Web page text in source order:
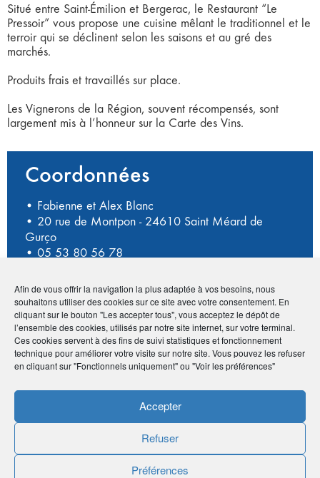
Afin de vous offrir la navigation la plus adaptée à vos besoins, nous
souhaitons utiliser des cookies sur ce site avec votre consentement. En
cliquant sur le bouton "Les accepter tous", vous acceptez le dépôt de
l’ensemble des cookies, utilisés par notre site internet, sur votre terminal.
Ces cookies servent à des fins de suivi statistiques et fonctionnement
technique pour améliorer votre visite sur notre site. Vous pouvez les refuser
en cliquant sur "Fonctionnels uniquement" ou "Voir les préférences"
Accepter
Refuser
Préférences
Situé entre Saint-Émilion et Bergerac, le Restaurant “Le
Pressoir” vous propose une cuisine mêlant le traditionnel et le
terroir qui se déclinent selon les saisons et au gré des
marchés.
Produits frais et travaillés sur place.
Les Vignerons de la Région, souvent récompensés, sont
largement mis à l’honneur sur la Carte des Vins.
Coordonnées
• Fabienne et Alex Blanc
• 20 rue de Montpon - 24610 Saint Méard de
Gurço
• 05 53 80 56 78
Publié le :9 octobre 2020
Noter 0/5 0votes
Imprimer
Partager